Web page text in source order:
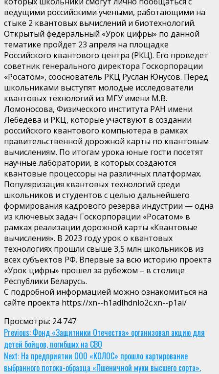
ведущими российскими учеными, работающими на
стыке 2 квантовых вычислений и биотехнологий.
Открытый федеральный «Урок цифры» по данной
тематике пройдет 23 апреля на площадке
Российского квантового центра (РКЦ). Его проведет
советник генерального директора Госкорпорации
«Росатом», сооснователь РКЦ Руслан Юнусов. Перед
школьниками выступят молодые исследователи
квантовых технологий из МГУ имени М.В.
Ломоносова, Физического института РАН имени
Лебедева и РКЦ, которые участвуют в создании
российского квантового компьютера в рамках
правительственной дорожной карты по квантовым
вычислениям. По итогам урока юные гости посетят
научные лаборатории, в которых создаются
квантовые процессоры на различных платформах.
Популяризация квантовых технологий среди
школьников и студентов с целью дальнейшего
формирования кадрового резерва индустрии — одна
из ключевых задач Госкорпорации «Росатом» в
рамках реализации дорожной карты «Квантовые
вычисления». В 2023 году урок о квантовых
технологиях прошли свыше 3,5 млн школьников из
всех субъектов РФ. Впервые за всю историю проекта
«Урок цифры» прошел за рубежом – в столице
Республики Беларусь.
С подробной информацией можно ознакомиться на
сайте проекта https://xn--h1adlhdnlo2c.xn--p1ai/
Просмотры: 24 747
Continue
Reading
Previous: Фонд «Защитники Отечества» организовал акцию для
детей бойцов, погибших на СВО
Next: На предприятии ООО «КОЛОС» прошло картирование
выбранного потока-образца «Пшеничной муки высшего сорта».